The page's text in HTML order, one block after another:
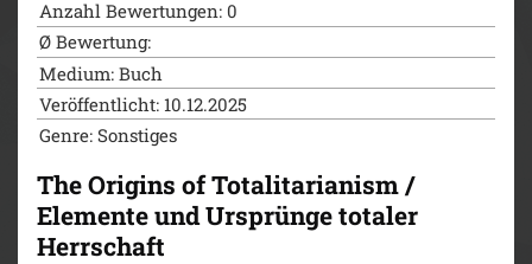
Anzahl Bewertungen: 0
Ø Bewertung:
Medium: Buch
Veröffentlicht: 10.12.2025
Genre: Sonstiges
The Origins of Totalitarianism /
Elemente und Ursprünge totaler
Herrschaft